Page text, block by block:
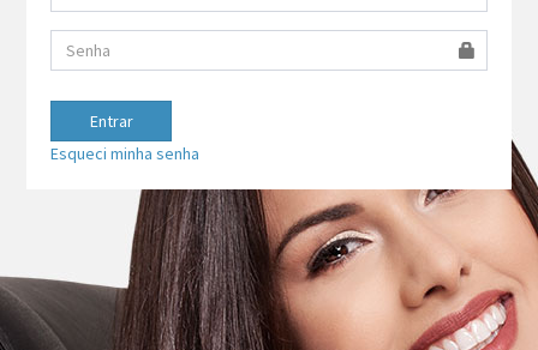
Entrar
Esqueci minha senha